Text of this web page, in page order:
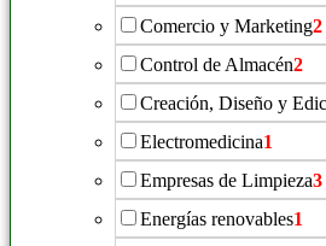
Comercio y Marketing2
Control de Almacén2
Creación, Diseño y
Electromedicina1
Empresas de Limpieza3
Energías renovables1